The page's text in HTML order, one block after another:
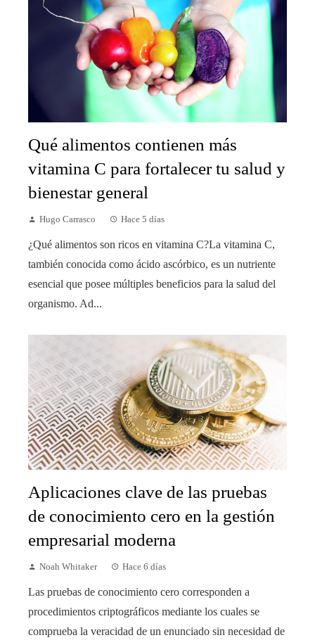
Qué alimentos contienen más
vitamina C para fortalecer tu salud y
bienestar general
Hugo Carrasco Hace 5 días
¿Qué alimentos son ricos en vitamina C?La vitamina C,
también conocida como ácido ascórbico, es un nutriente
esencial que posee múltiples beneficios para la salud del
organismo. Ad...
Aplicaciones clave de las pruebas
de conocimiento cero en la gestión
empresarial moderna
Noah Whitaker Hace 6 días
Las pruebas de conocimiento cero corresponden a
procedimientos criptográficos mediante los cuales se
comprueba la veracidad de un enunciado sin necesidad de